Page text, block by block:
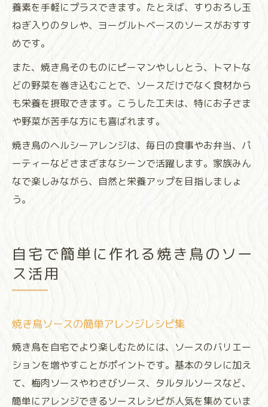
養素を手軽にプラスできます。たとえば、すりおろし玉
ねぎ入りのタレや、ヨーグルトベースのソースがおすす
めです。
また、焼き鳥そのものにピーマンやししとう、トマトな
どの野菜を巻き込むことで、ソースだけでなく食材から
も栄養を摂取できます。こうした工夫は、特にお子さま
や野菜が苦手な方にも喜ばれます。
焼き鳥のヘルシーアレンジは、毎日の食事やお弁当、パ
ーティーなどさまざまなシーンで活躍します。家族みん
なで楽しみながら、自然と栄養アップを目指しましょ
う。
自宅で簡単に作れる焼き鳥のソー
ス活用
焼き鳥ソースの簡単アレンジレシピ集
焼き鳥を自宅でより楽しむためには、ソースのバリエー
ションを増やすことがポイントです。基本のタレに加え
て、梅肉ソースやわさびソース、タルタルソースなど、
簡単にアレンジできるソースレシピが人気を集めていま